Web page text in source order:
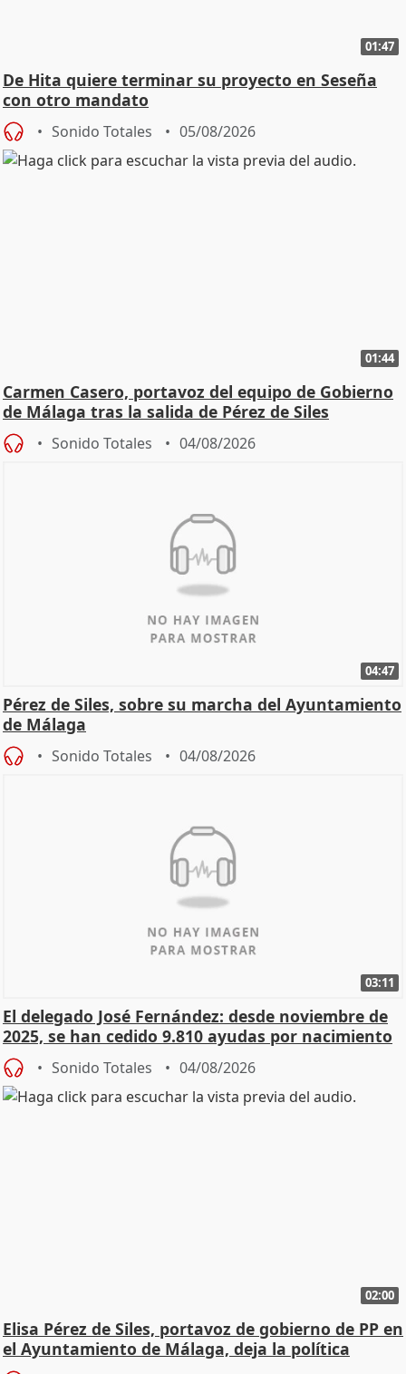
01:47
De Hita quiere terminar su proyecto en Seseña
con otro mandato
Sonido Totales 05/08/2026
01:44
Carmen Casero, portavoz del equipo de Gobierno
de Málaga tras la salida de Pérez de Siles
Sonido Totales 04/08/2026
04:47
Pérez de Siles, sobre su marcha del Ayuntamiento
de Málaga
Sonido Totales 04/08/2026
03:11
El delegado José Fernández: desde noviembre de
2025, se han cedido 9.810 ayudas por nacimiento
Sonido Totales 04/08/2026
02:00
Elisa Pérez de Siles, portavoz de gobierno de PP en
el Ayuntamiento de Málaga, deja la política